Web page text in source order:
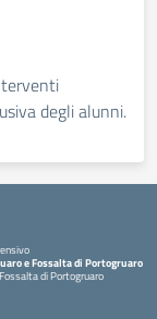
degli alunni.
e Fossalta di Portogruaro
di Portogruaro
iniziale della scuola